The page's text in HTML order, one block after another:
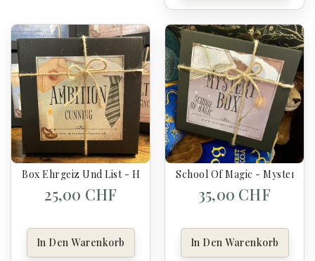
Box Ehrgeiz Und List - Harry Potter
25,00 CHF
In Den Warenkorb
School Of Magic - Mystery
35,00 CHF
In Den Warenkorb